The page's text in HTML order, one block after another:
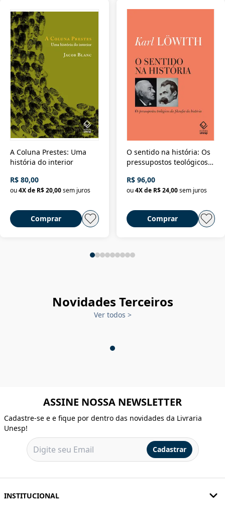
A Coluna Prestes: Uma
história do interior
R$ 80,00
ou4X de R$ 20,00sem juros
Comprar
O sentido na história: Os
pressupostos teológicos
R$ 96,00
ou 4X de R$ 24,00 sem juros
Comprar
Novidades Terceiros
Ver todos >
ASSINE NOSSA NEWSLETTER
Cadastre-se e e fique por dentro das novidades da Livraria
Unesp!
Cadastrar
INSTITUCIONAL